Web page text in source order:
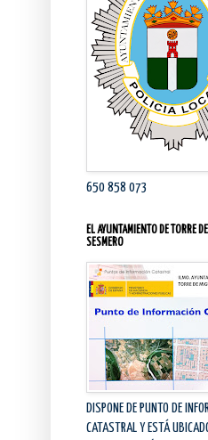
650 858 073
EL AYUNTAMIENTO DE TORRE
SESMERO
DISPONE DE PUNTO DE
CATASTRAL Y ESTÁ